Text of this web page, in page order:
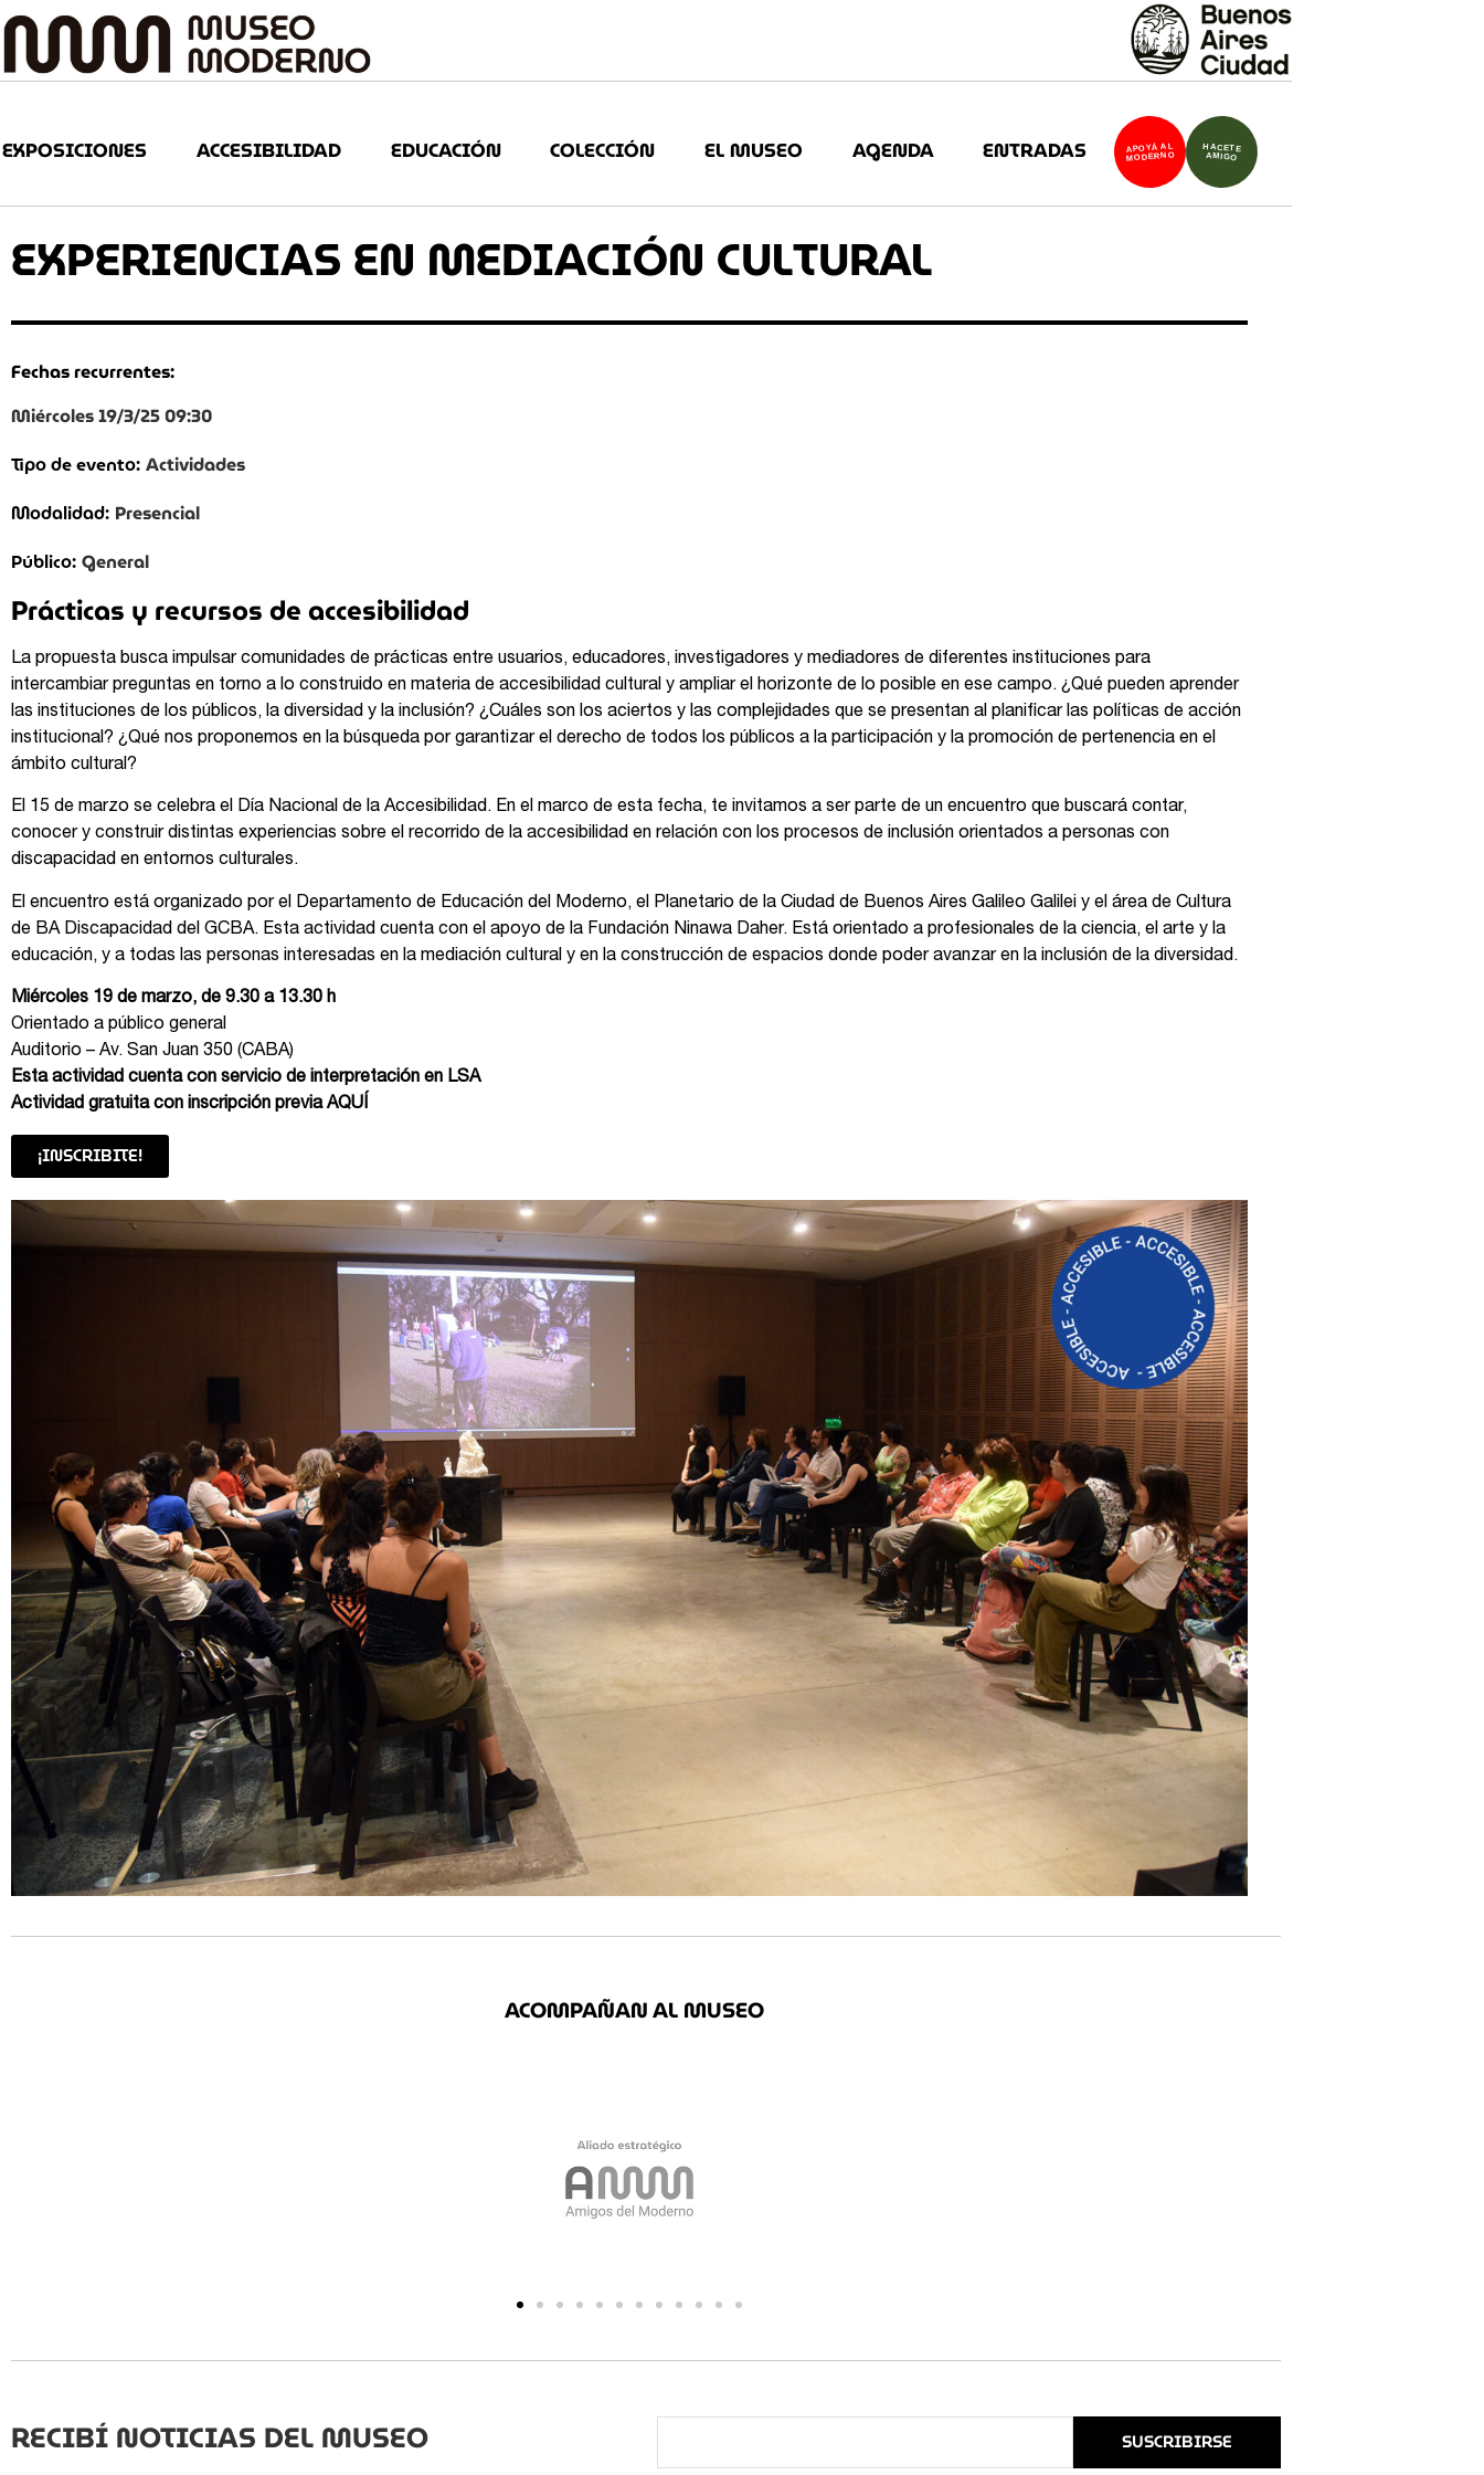
EXPOSICIONES ACCESIBILIDAD EDUCACIÓN COLECCIÓN EL MUSEO AGENDA ENTRADAS APOYÁ AL
MODERNO
HACETE
AMIGO
EXPERIENCIAS EN MEDIACIÓN CULTURAL
Fechas recurrentes:
Miércoles 19/3/25 09:30
Tipo de evento: Actividades
Modalidad: Presencial
Público: General
Prácticas y recursos de accesibilidad
La propuesta busca impulsar comunidades de prácticas entre usuarios, educadores, investigadores y mediadores de diferentes instituciones para
intercambiar preguntas en torno a lo construido en materia de accesibilidad cultural y ampliar el horizonte de lo posible en ese campo. ¿Qué pueden aprender
las instituciones de los públicos, la diversidad y la inclusión? ¿Cuáles son los aciertos y las complejidades que se presentan al planificar las políticas de acción
institucional? ¿Qué nos proponemos en la búsqueda por garantizar el derecho de todos los públicos a la participación y la promoción de pertenencia en el
ámbito cultural?
El 15 de marzo se celebra el Día Nacional de la Accesibilidad. En el marco de esta fecha, te invitamos a ser parte de un encuentro que buscará contar,
conocer y construir distintas experiencias sobre el recorrido de la accesibilidad en relación con los procesos de inclusión orientados a personas con
discapacidad en entornos culturales.
El encuentro está organizado por el Departamento de Educación del Moderno, el Planetario de la Ciudad de Buenos Aires Galileo Galilei y el área de Cultura
de BA Discapacidad del GCBA. Esta actividad cuenta con el apoyo de la Fundación Ninawa Daher. Está orientado a profesionales de la ciencia, el arte y la
educación, y a todas las personas interesadas en la mediación cultural y en la construcción de espacios donde poder avanzar en la inclusión de la diversidad.
Miércoles 19 de marzo, de 9.30 a 13.30 h
Orientado a público general
Auditorio – Av. San Juan 350 (CABA)
Esta actividad cuenta con servicio de interpretación en LSA
Actividad gratuita con inscripción previaAQUÍ
¡INSCRIBITE!
ACOMPAÑAN AL MUSEO
RECIBÍ NOTICIAS DEL MUSEO SUSCRIBIRSE